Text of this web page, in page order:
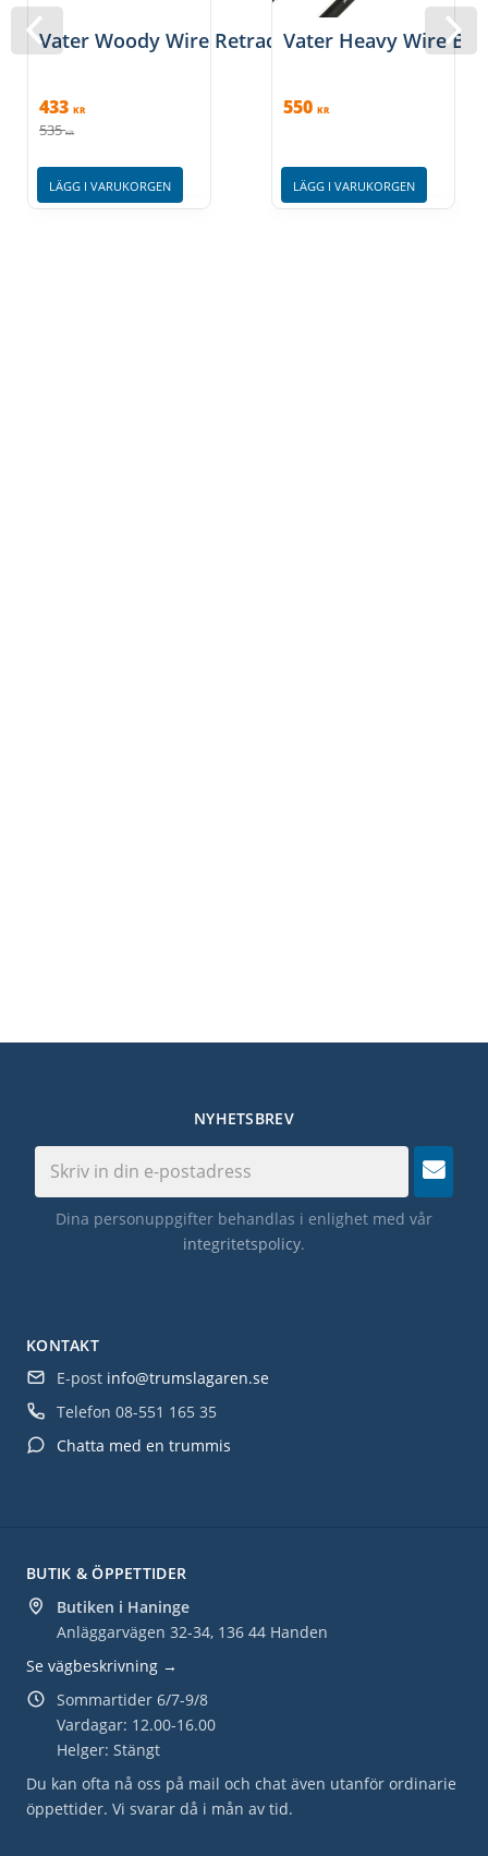
Vater Woody Wire Retractable Brush
433 KR
535 KR
LÄGG I VARUKORGEN
Vater Heavy Wire
550 KR
LÄGG I VARUKORGEN
BUTIK & ÖPPETTIDER
Butiken i Haninge
Anläggarvägen 32-34, 136 44 Handen
Se vägbeskrivning →
Sommartider 6/7-9/8
Vardagar: 12.00-16.00
Helger: Stängt
Du kan ofta nå oss på mail och chat även utanför ordinarie
öppettider. Vi svarar då i mån av tid.
KONTAKT
E-post info@trumslagaren.se
Telefon 08-551 165 35
Chatta med en trummis
NYHETSBREV
Dina personuppgifter behandlas i enlighet med vår
integritetspolicy.